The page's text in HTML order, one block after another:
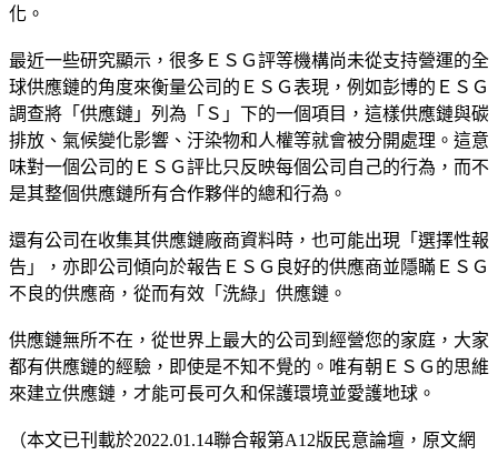
化。
最近一些研究顯示，很多ＥＳＧ評等機構尚未從支持營運的全
球供應鏈的角度來衡量公司的ＥＳＧ表現，例如彭博的ＥＳＧ
調查將「供應鏈」列為「Ｓ」下的一個項目，這樣供應鏈與碳
排放、氣候變化影響、汙染物和人權等就會被分開處理。這意
味對一個公司的ＥＳＧ評比只反映每個公司自己的行為，而不
是其整個供應鏈所有合作夥伴的總和行為。
還有公司在收集其供應鏈廠商資料時，也可能出現「選擇性報
告」，亦即公司傾向於報告ＥＳＧ良好的供應商並隱瞞ＥＳＧ
不良的供應商，從而有效「洗綠」供應鏈。
供應鏈無所不在，從世界上最大的公司到經營您的家庭，大家
都有供應鏈的經驗，即使是不知不覺的。唯有朝ＥＳＧ的思維
來建立供應鏈，才能可長可久和保護環境並愛護地球。
（本文已刊載於2022.01.14聯合報第A12版民意論壇，原文網